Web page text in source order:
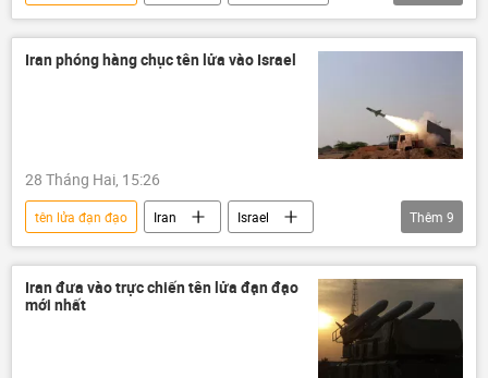
Quân sự
Trung Đông
Quan điểm-Ý kiến
eo biển Hormuz
Iran phóng hàng chục tên lửa vào Israel
28 Tháng Hai, 15:26
tên lửa đạn đạo Iran
Israel
Leo thang căng thẳng giữa Israel và Iran
xung đột quân sự
Thế giới
Báo chí thế giới
Vấn đề hạt nhân Iran
Thêm 9
Iran đưa vào trực chiến tên lửa đạn đạo
mới nhất